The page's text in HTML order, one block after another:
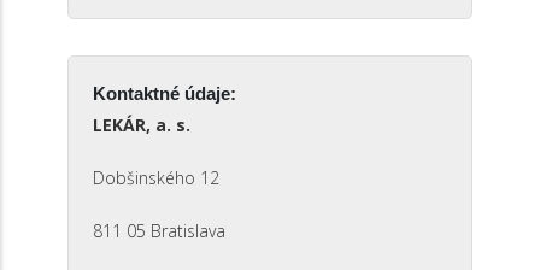
Kontaktné údaje:
LEKÁR, a. s.
Dobšinského 12
811 05 Bratislava